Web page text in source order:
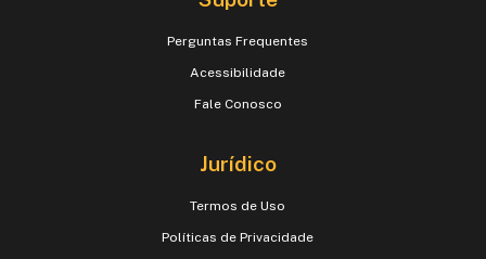
Perguntas Frequentes
Acessibilidade
Fale Conosco
Jurídico
Termos de Uso
Políticas de Privacidade